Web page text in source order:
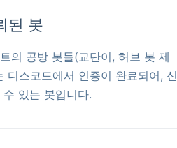
된 봇
의 공방 봇들(교단이, 허브 봇 제
디스코드에서 인증이 완료되어, 신
수 있는 봇입니다.